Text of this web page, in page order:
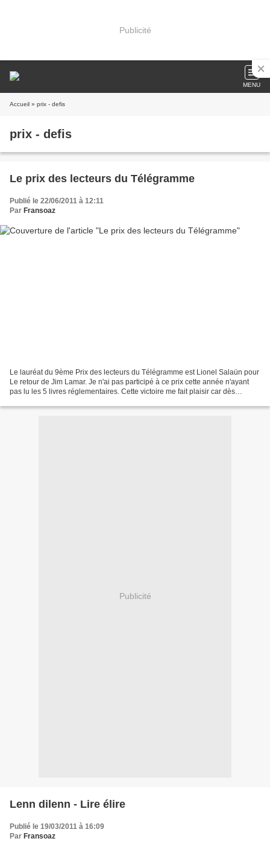
Publicité
MENU
Accueil » prix - defis
prix - defis
Le prix des lecteurs du Télégramme
Publié le 22/06/2011 à 12:11
Par Fransoaz
Le lauréat du 9ème Prix des lecteurs du Télégramme est Lionel Salaün pour
Le retour de Jim Lamar. Je n'ai pas participé à ce prix cette année n'ayant
pas lu les 5 livres réglementaires. Cette victoire me fait plaisir car dès
Publicité
Lenn dilenn - Lire élire
Publié le 19/03/2011 à 16:09
Par Fransoaz